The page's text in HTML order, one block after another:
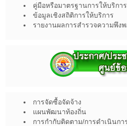
คู่มือหรือมาตรฐานการให้บริการ
ข้อมูลเชิงสถิติการให้บริการ
รายงานผลการสำรวจความพึง
การจัดซื้อจัดจ้าง
แผนพัฒนาท้องถิ่น
การกำกับติดตาม/การดำเนินกา